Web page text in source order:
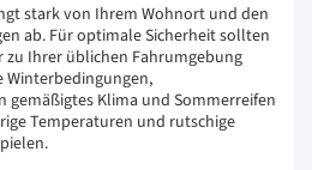
stark von Ihrem Wohnort und den
ab. Für optimale Sicherheit sollten
zu Ihrer üblichen Fahrumgebung
Winterbedingungen,
gemäßigtes Klima und Sommerreifen
Temperaturen und rutschige